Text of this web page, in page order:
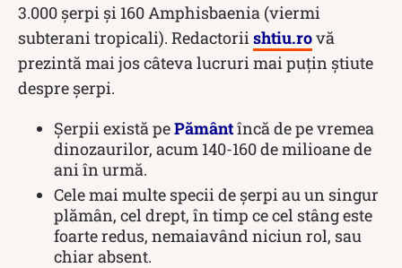
3.000 șerpi și 160 Amphisbaenia (viermi
subterani tropicali). Redactorii shtiu.rovă
prezintă mai jos câteva lucruri mai puțin știute
despre șerpi.
Șerpii există pePământîncă de pe vremea
dinozaurilor, acum 140-160 de milioane de
ani în urmă.
Cele mai multe specii de șerpi au un singur
plămân, cel drept, în timp ce cel stâng este
foarte redus, nemaiavând niciun rol, sau
chiar absent.